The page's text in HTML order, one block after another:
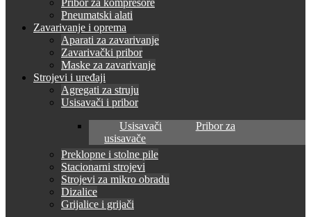
Pribor za kompresore
Pneumatski alati
Zavarivanje i oprema
Aparati za zavarivanje
Zavarivački pribor
Maske za zavarivanje
Strojevi i uređaji
Agregati za struju
Usisavači i pribor
Usisavači
Pribor za
usisavače
Preklopne i stolne pile
Stacionarni strojevi
Strojevi za mikro obradu
Dizalice
Grijalice i grijači